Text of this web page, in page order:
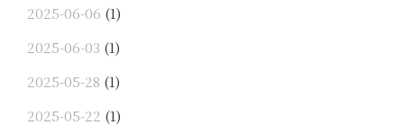
2025-06-06 (1)
2025-06-03 (1)
2025-05-28 (1)
2025-05-22 (1)